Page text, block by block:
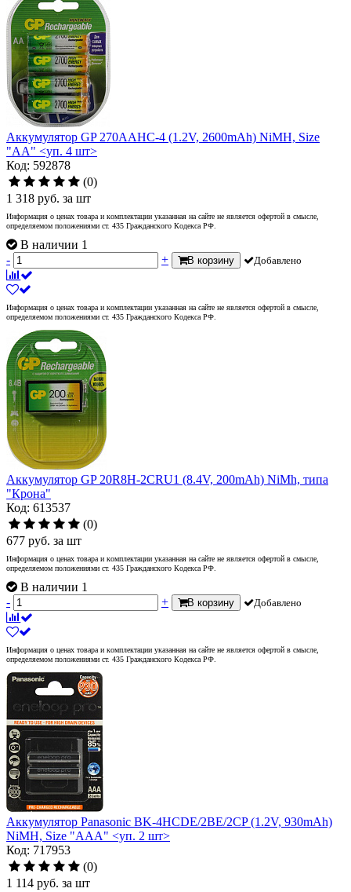
Аккумулятор GP 270AAHC-4 (1.2V, 2600mAh) NiMH, Size
"AA" <уп. 4 шт>
Код: 592878
(0)
1 318 руб. за шт
Информация о ценах товара и комплектации указанная на сайте не является офертой в смысле,
определяемом положениями ст. 435 Гражданского Кодекса РФ.
В наличии 1
-
+ В корзину Добавлено
Информация о ценах товара и комплектации указанная на сайте не является офертой в смысле,
определяемом положениями ст. 435 Гражданского Кодекса РФ.
Аккумулятор GP 20R8H-2CRU1 (8.4V, 200mAh) NiMh, типа
"Крона"
Код: 613537
(0)
677 руб. за шт
Информация о ценах товара и комплектации указанная на сайте не является офертой в смысле,
определяемом положениями ст. 435 Гражданского Кодекса РФ.
В наличии 1
-
+ В корзину Добавлено
Информация о ценах товара и комплектации указанная на сайте не является офертой в смысле,
определяемом положениями ст. 435 Гражданского Кодекса РФ.
Аккумулятор Panasonic BK-4HCDE/2BE/2CP (1.2V, 930mAh)
NiMH, Size "AAA" <уп. 2 шт>
Код: 717953
(0)
1 114 руб. за шт